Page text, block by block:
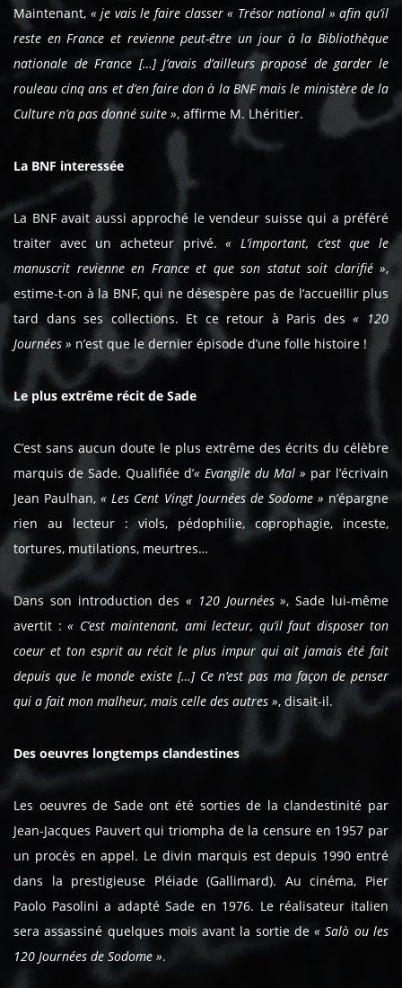
Maintenant, « je vais le faire classer « Trésor national » afin qu’il
reste en France et revienne peut-être un jour à la Bibliothèque
nationale de France […] J’avais d’ailleurs proposé de garder le
rouleau cinq ans et d’en faire don à la BNF mais le ministère de la
Culture n’a pas donné suite », affirme M. Lhéritier.
La BNF interessée
La BNF avait aussi approché le vendeur suisse qui a préféré
traiter avec un acheteur privé.« L’important, c’est que le
manuscrit revienne en France et que son statut soit clarifié »,
estime-t-on à la BNF, qui ne désespère pas de l’accueillir plus
tard dans ses collections. Et ce retour à Paris des« 120
Journées » n’est que le dernier épisode d’une folle histoire !
Le plus extrême récit de Sade
C’est sans aucun doute le plus extrême des écrits du célèbre
marquis de Sade. Qualifiée d’« Evangile du Mal » par l’écrivain
Jean Paulhan,« Les Cent Vingt Journées de Sodome » n’épargne
rien au lecteur : viols, pédophilie, coprophagie, inceste,
tortures, mutilations, meurtres…
Dans son introduction des« 120 Journées », Sade lui-même
avertit : « C’est maintenant, ami lecteur, qu’il faut disposer ton
coeur et ton esprit au récit le plus impur qui ait jamais été fait
depuis que le monde existe […] Ce n’est pas ma façon de penser
qui a fait mon malheur, mais celle des autres », disait-il.
Des oeuvres longtemps clandestines
Les oeuvres de Sade ont été sorties de la clandestinité par
Jean-Jacques Pauvert qui triompha de la censure en 1957 par
un procès en appel. Le divin marquis est depuis 1990 entré
dans la prestigieuse Pléiade (Gallimard). Au cinéma, Pier
Paolo Pasolini a adapté Sade en 1976. Le réalisateur italien
sera assassiné quelques mois avant la sortie de« Salò ou les
120 Journées de Sodome ».